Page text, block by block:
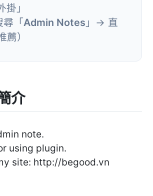
掛」
「Admin Notes 」→ 直
薦）
介
note.
using plugin.
site: http://begood.vn